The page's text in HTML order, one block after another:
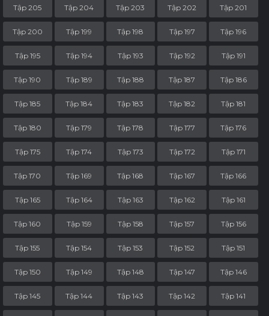
Tập 205 Tập 204 Tập 203 Tập 202 Tập 201
Tập 200 Tập 199 Tập 198 Tập 197 Tập 196
Tập 195 Tập 194 Tập 193 Tập 192 Tập 191
Tập 190 Tập 189 Tập 188 Tập 187 Tập 186
Tập 185 Tập 184 Tập 183 Tập 182 Tập 181
Tập 180 Tập 179 Tập 178 Tập 177 Tập 176
Tập 175 Tập 174 Tập 173 Tập 172 Tập 171
Tập 170 Tập 169 Tập 168 Tập 167 Tập 166
Tập 165 Tập 164 Tập 163 Tập 162 Tập 161
Tập 160 Tập 159 Tập 158 Tập 157 Tập 156
Tập 155 Tập 154 Tập 153 Tập 152 Tập 151
Tập 150 Tập 149 Tập 148 Tập 147 Tập 146
Tập 145 Tập 144 Tập 143 Tập 142 Tập 141